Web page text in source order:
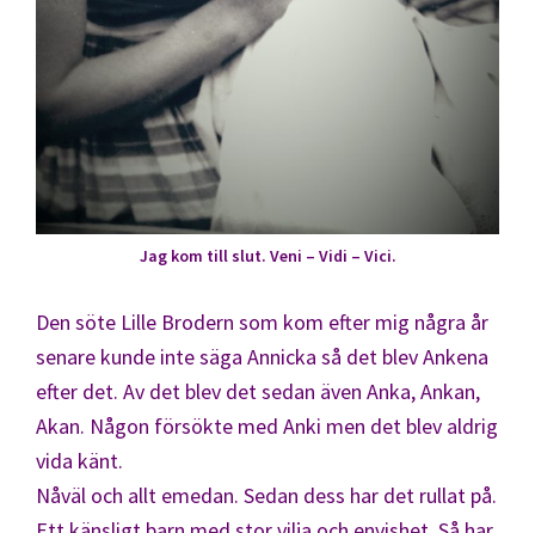
Jag kom till slut. Veni – Vidi – Vici.
Den söte Lille Brodern som kom efter mig några år
senare kunde inte säga Annicka så det blev Ankena
efter det. Av det blev det sedan även Anka, Ankan,
Akan. Någon försökte med Anki men det blev aldrig
vida känt.
Nåväl och allt emedan. Sedan dess har det rullat på.